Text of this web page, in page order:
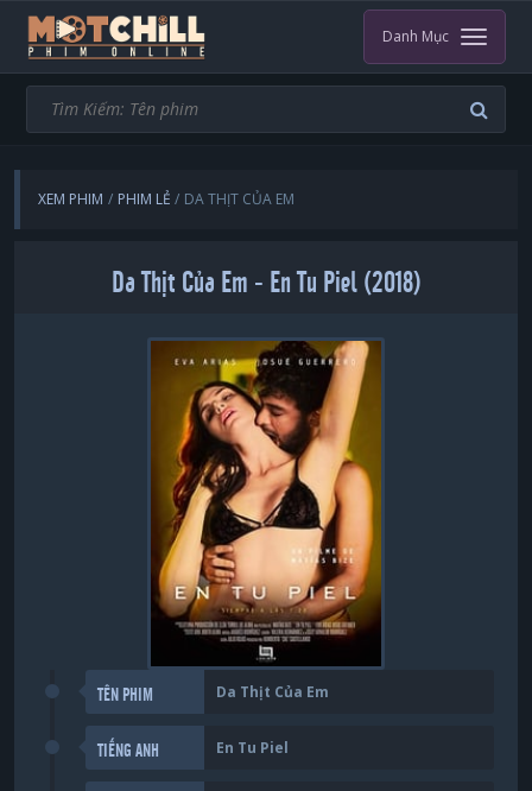
Danh Mục
XEM PHIM PHIM LẺ DA THỊT CỦA EM
Da Thịt Của Em - En Tu Piel (2018)
TÊN PHIM Da Thịt Của Em
TIẾNG ANH En Tu Piel